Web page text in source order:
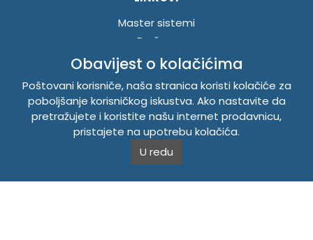
Master sistemi
Brošure
Akcije
INFORMACIJE
Politika o kolačićima
Uslovi korištenja
Politika privatnosti
Obavijest o kolačićima
Poštovani korisniče, naša stranica koristi kolačiće za
poboljšanje korisničkog iskustva. Ako nastavite da
pretražujete i koristite našu internet prodavnicu,
pristajete na upotrebu kolačića.
U redu